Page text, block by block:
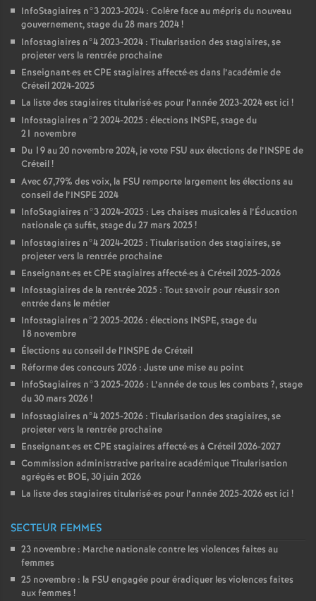
InfoStagiaires n°3 2023-2024 : Colère face au mépris du nouveau
gouvernement, stage du 28 mars 2024!
Infostagiaires n°4 2023-2024 : Titularisation des stagiaires, se
projeter vers la rentrée prochaine
Enseignant·es etCPE stagiaires affecté·es dans l’académie de
Créteil 2024-2025
La liste des stagiaires titularisé·es pour l’année 2023-2024 est ici !
Infostagiaires n°2 2024-2025 : élections INSPE, stage du
21 novembre
Du 19 au 20 novembre 2024, je vote FSU aux élections de l’INSPE de
Créteil!
Avec 67,79% des voix, la FSU remporte largement les élections au
conseil de l’INSPE 2024
InfoStagiaires n°3 2024-2025 : Les chaises musicales à l’Éducation
nationale ça suffit, stage du 27 mars 2025!
Infostagiaires n°4 2024-2025 : Titularisation des stagiaires, se
projeter vers la rentrée prochaine
Enseignant·es etCPE stagiaires affecté·es à Créteil 2025-2026
Infostagiaires de la rentrée 2025 : Tout savoir pour réussir son
entrée dans le métier
Infostagiaires n°2 2025-2026 : élections INSPE, stage du
18 novembre
Élections au conseil de l’INSPE de Créteil
Réforme des concours 2026 : Juste une mise au point
InfoStagiaires n°3 2025-2026 : L’année de tous les combats ?, stage
du 30 mars 2026!
Infostagiaires n°4 2025-2026 : Titularisation des stagiaires, se
projeter vers la rentrée prochaine
Enseignant·es etCPE stagiaires affecté·es à Créteil 2026-2027
Commission administrative paritaire académique Titularisation
agrégés et BOE, 30 juin 2026
La liste des stagiaires titularisé·es pour l’année 2025-2026 est ici !
SECTEUR FEMMES
23 novembre : Marche nationale contre les violences faites au
femmes
25 novembre : la FSU engagée pour éradiquer les violences faites
aux femmes !